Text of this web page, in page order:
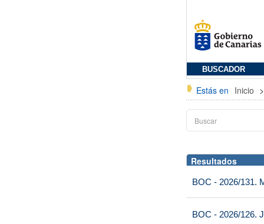
BUSCADOR
Estás en Inicio
Resultados
BOC - 2026/131.
BOC - 2026/126.